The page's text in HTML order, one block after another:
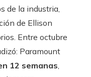
de la industria,
de Ellison
Entre octubre
Paramount
12 semanas,